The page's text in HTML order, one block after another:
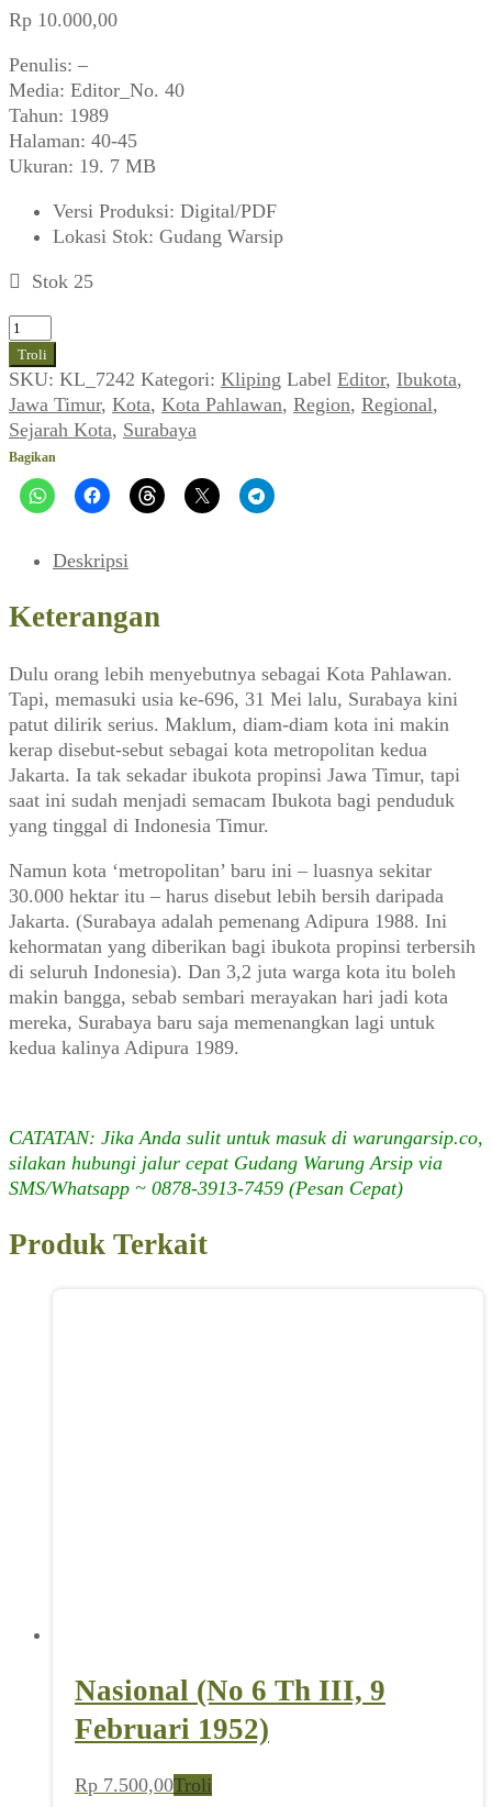
Rp 10.000,00
Penulis: –
Media: Editor_No. 40
Tahun: 1989
Halaman: 40-45
Ukuran: 19. 7 MB
Versi Produksi: Digital/PDF
Lokasi Stok: Gudang Warsip
Stok 25
Kuantitas
Surabaya
Metropolitan
(Editor_No.
40,
10
Juni
1989)
Troli
SKU: KL_7242 Kategori: Kliping Label Editor, Ibukota,
Jawa Timur, Kota, Kota Pahlawan, Region, Regional,
Sejarah Kota, Surabaya
Bagikan
Deskripsi
Keterangan
Dulu orang lebih menyebutnya sebagai Kota Pahlawan.
Tapi, memasuki usia ke-696, 31 Mei lalu, Surabaya kini
patut dilirik serius. Maklum, diam-diam kota ini makin
kerap disebut-sebut sebagai kota metropolitan kedua
Jakarta. Ia tak sekadar ibukota propinsi Jawa Timur, tapi
saat ini sudah menjadi semacam Ibukota bagi penduduk
yang tinggal di Indonesia Timur.
Namun kota ‘metropolitan’ baru ini – luasnya sekitar
30.000 hektar itu – harus disebut lebih bersih daripada
Jakarta. (Surabaya adalah pemenang Adipura 1988. Ini
kehormatan yang diberikan bagi ibukota propinsi terbersih
di seluruh Indonesia). Dan 3,2 juta warga kota itu boleh
makin bangga, sebab sembari merayakan hari jadi kota
mereka, Surabaya baru saja memenangkan lagi untuk
kedua kalinya Adipura 1989.
CATATAN: Jika Anda sulit untuk masuk di warungarsip.co,
silakan hubungi jalur cepat Gudang Warung Arsip via
SMS/Whatsapp ~ 0878-3913-7459 (Pesan Cepat)
Produk Terkait
Nasional (No 6 Th III, 9
Februari 1952)
Rp 7.500,00Troli